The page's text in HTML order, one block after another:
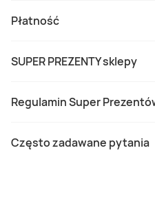
Płatność
SUPER PREZENTY sklepy
Regulamin Super
Często zadawane pytania